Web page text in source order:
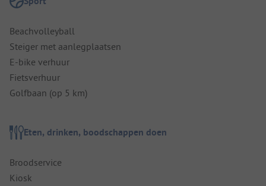
Beachvolleyball
Steiger met aanlegplaatsen
E-bike verhuur
Fietsverhuur
Golfbaan (op 5 km)
Eten, drinken, boodschappen doen
Broodservice
Kiosk